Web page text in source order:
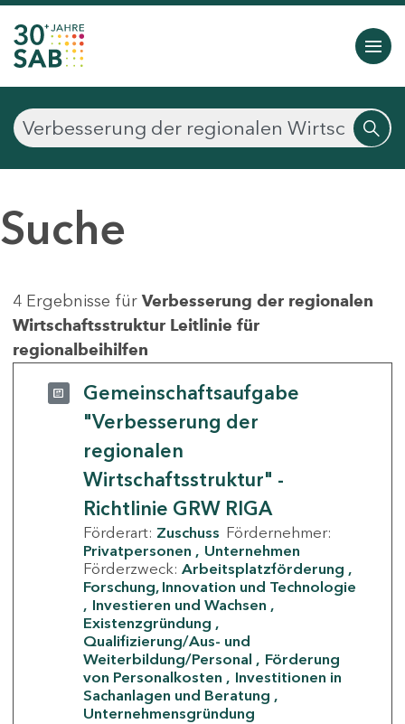
Suche
4 Ergebnisse für Verbesserung der regionalen
Wirtschaftsstruktur Leitlinie für
regionalbeihilfen
Gemeinschaftsaufgabe
"Verbesserung der
regionalen
Wirtschaftsstruktur" -
Richtlinie GRW RIGA
Förderart: Zuschuss Fördernehmer:
Privatpersonen
Unternehmen
Förderzweck: Arbeitsplatzförderung
Forschung, Innovation und Technologie
Investieren und Wachsen
Existenzgründung
Qualifizierung/Aus- und
Weiterbildung/Personal
Förderung
von Personalkosten
Investitionen in
Sachanlagen und Beratung
Unternehmensgründung